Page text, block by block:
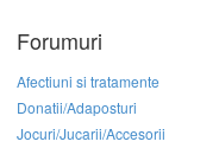
Forumuri
Afectiuni si tratamente
Donatii/Adaposturi
Jocuri/Jucarii/Accesorii